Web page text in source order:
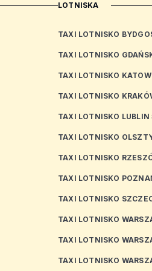
LOTNISKA
TAXI LOTNISKO
TAXI LOTNISKO
TAXI LOTNISKO
TAXI LOTNISKO
TAXI LOTNISKO LUBLIN
TAXI LOTNISKO
TAXI LOTNISKO
TAXI LOTNISKO
TAXI LOTNISKO
TAXI LOTNISKO
TAXI LOTNISKO
TAXI LOTNISKO